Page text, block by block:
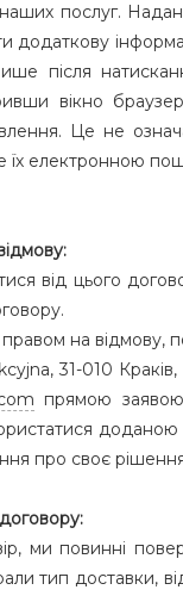
послуг.
додаткову
після
вікно
Це не
їх електронною
від цього
на відмову,
31-010
прямою
доданою
про своє
ми повинні
тип доставки,